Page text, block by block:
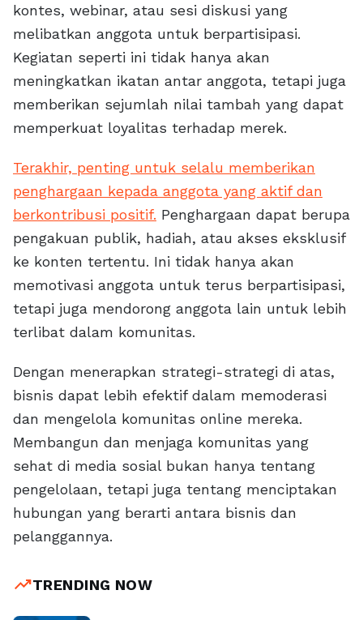
kontes, webinar, atau sesi diskusi yang
melibatkan anggota untuk berpartisipasi.
Kegiatan seperti ini tidak hanya akan
meningkatkan ikatan antar anggota, tetapi juga
memberikan sejumlah nilai tambah yang dapat
memperkuat loyalitas terhadap merek.
Terakhir, penting untuk selalu memberikan
penghargaan kepada anggota yang aktif dan
berkontribusi positif. Penghargaan dapat berupa
pengakuan publik, hadiah, atau akses eksklusif
ke konten tertentu. Ini tidak hanya akan
memotivasi anggota untuk terus berpartisipasi,
tetapi juga mendorong anggota lain untuk lebih
terlibat dalam komunitas.
Dengan menerapkan strategi-strategi di atas,
bisnis dapat lebih efektif dalam memoderasi
dan mengelola komunitas online mereka.
Membangun dan menjaga komunitas yang
sehat di media sosial bukan hanya tentang
pengelolaan, tetapi juga tentang menciptakan
hubungan yang berarti antara bisnis dan
pelanggannya.
trending_upTRENDING NOW